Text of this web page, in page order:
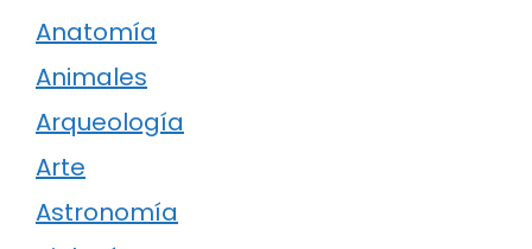
Anatomía
Animales
Arqueología
Arte
Astronomía